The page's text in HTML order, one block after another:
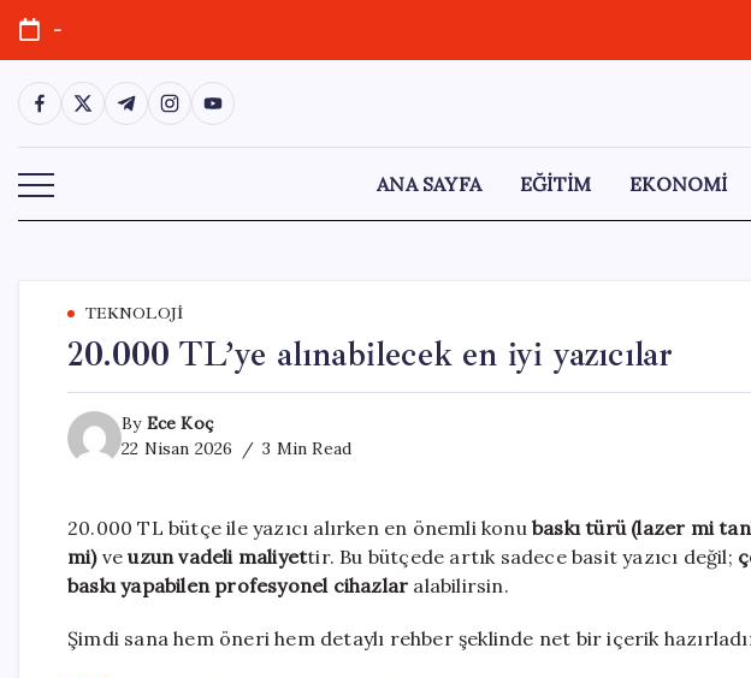
Skip
content
-
https://www.facebook.com/
https://twitter.com/
https://t.me/
https://www.instagram.com/
https://youtube.com/
ANA SAYFA EĞİTİM EKONOMİ
TEKNOLOJI
20.000 TL’ye alınabilecek en iyi yazıcılar
By Ece Koç
22 Nisan 2026
3 Min Read
20.000 TL bütçe ile yazıcı alırken en önemli konu baskı türü (lazer mi
mi)veuzun vadeli maliyettir. Bu bütçede artık sadece basit yazıcı değil;
baskı yapabilen profesyonel cihazlar alabilirsin.
Şimdi sana hem öneri hem detaylı rehber şeklinde net bir içerik